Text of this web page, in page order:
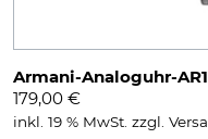
Armani-Analoguhr-
179,00 €
inkl. 19 % MwSt. zzgl.